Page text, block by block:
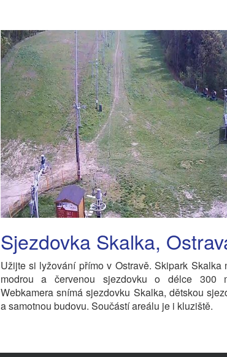
Sjezdovka Skalka,
Užijte si lyžování přímo v Ostravě. Skipark Skalka
modrou a červenou sjezdovku o délce 300
Webkamera snímá sjezdovku Skalka, dětskou
a samotnou budovu. Součástí areálu je i kluziště.